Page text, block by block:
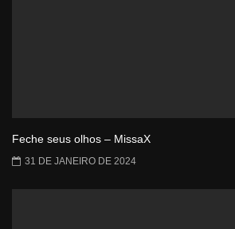
Feche seus olhos – MissaX
31 DE JANEIRO DE 2024